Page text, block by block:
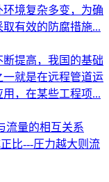
境复杂多变，为确
有效的防腐措施...
提高，我国的基础
就是在远程管道运
，在某些工程项...
流量的相互关系
比---圧力越大则流